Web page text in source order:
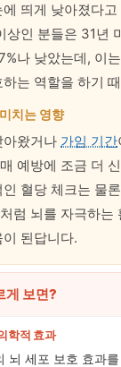
띄게 낮아졌다고
상인 분들은 31년
나 낮았는데, 이
는 역할을 하기
치는 영향
아왔거나 가임 기간
예방에 조금 더
혈당 체크는 물
럼 뇌를 자극하는
된답니다.
게 보면?
학적 효과
뇌 세포 보호 효과